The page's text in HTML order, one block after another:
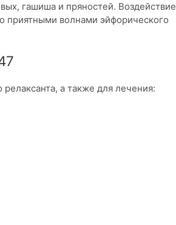
гашиша и пряностей. Воздействие
приятными волнами эйфорического
а также для лечения: